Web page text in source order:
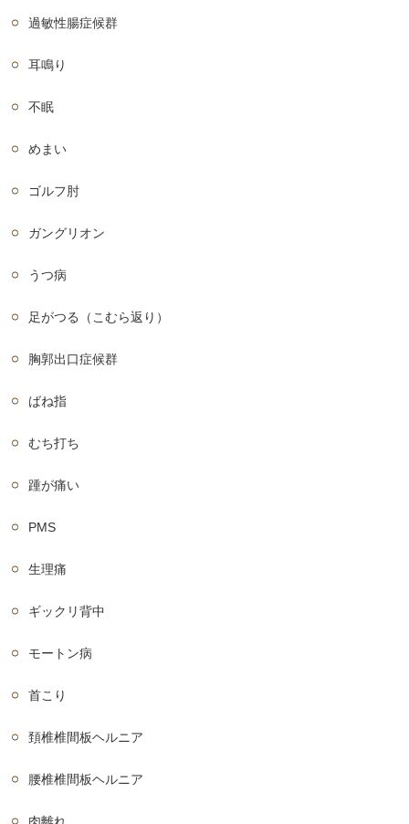
過敏性腸症候群
耳鳴り
不眠
めまい
ゴルフ肘
ガングリオン
うつ病
足がつる（こむら返り）
胸郭出口症候群
ばね指
むち打ち
踵が痛い
PMS
生理痛
ギックリ背中
モートン病
首こり
頚椎椎間板ヘルニア
腰椎椎間板ヘルニア
肉離れ